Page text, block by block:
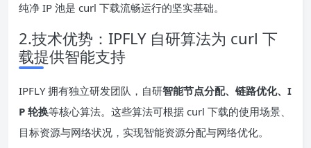
纯净 IP 池是 curl 下载流畅运行的坚实基础。
2.技术优势：IPFLY 自研算法为 curl 下
载提供智能支持
IPFLY 拥有独立研发团队，自研智能节点分配、链路优化、I
P 轮换等核心算法。这些算法可根据 curl 下载的使用场景、
目标资源与网络状况，实现智能资源分配与网络优化。